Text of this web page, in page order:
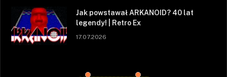
Jak powstawał ARKANOID? 40 lat
legendy! | Retro Ex
17.07.2026